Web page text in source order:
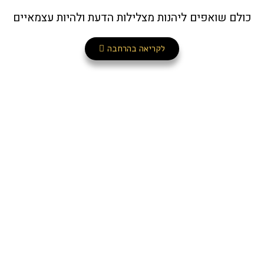
כולם שואפים ליהנות מצלילות הדעת ולהיות עצמאיים
לקריאה בהרחבה